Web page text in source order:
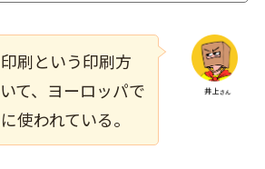
刷という印刷方
て、ヨーロッパで
使われている。